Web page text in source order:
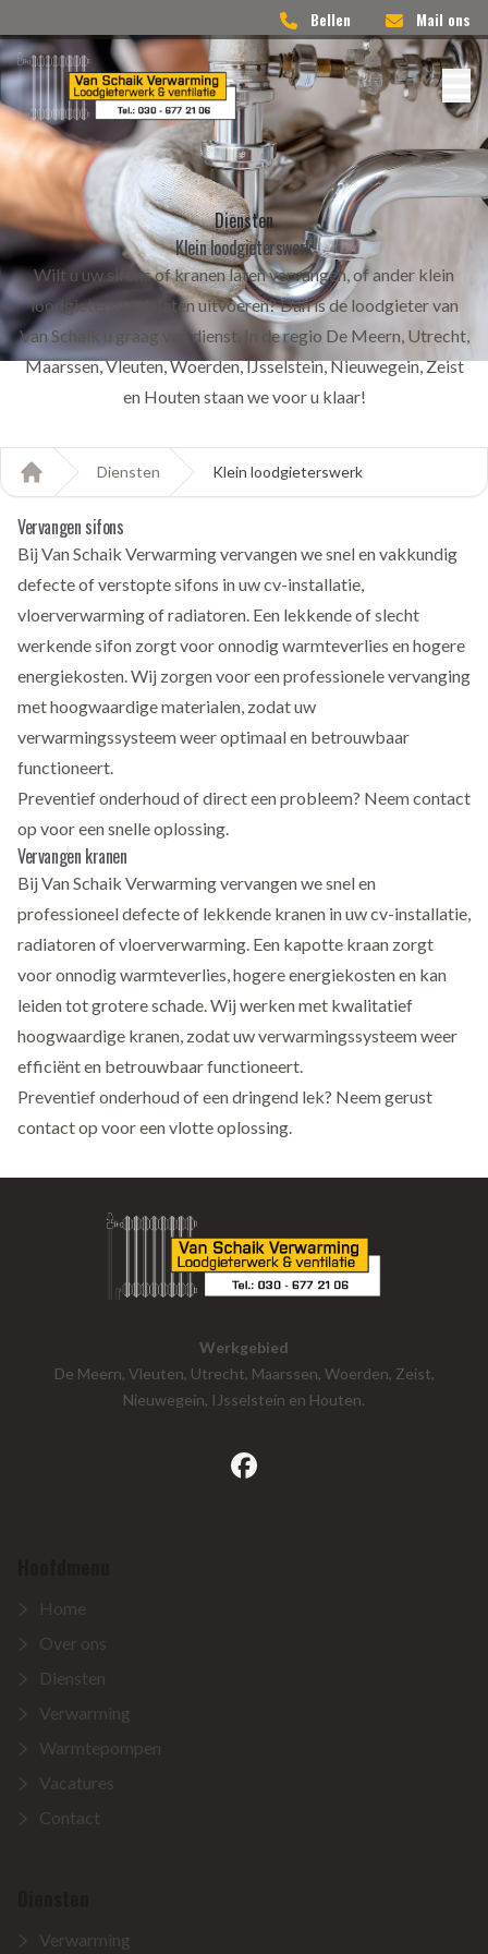
Bellen Mail ons
Diensten
Klein loodgieterswerk
Wilt u uw sifons of kranen laten vervangen, of ander klein
loodgieterswerk laten uitvoeren? Dan is de loodgieter van
Van Schaik u graag van dienst. In de regio De Meern, Utrecht,
Maarssen, Vleuten, Woerden, IJsselstein, Nieuwegein, Zeist
en Houten staan we voor u klaar!
Home
Diensten Klein loodgieterswerk
Vervangen sifons
Bij Van Schaik Verwarming vervangen we snel en vakkundig
defecte of verstopte sifons in uw cv-installatie,
vloerverwarming of radiatoren. Een lekkende of slecht
werkende sifon zorgt voor onnodig warmteverlies en hogere
energiekosten. Wij zorgen voor een professionele vervanging
met hoogwaardige materialen, zodat uw
verwarmingssysteem weer optimaal en betrouwbaar
functioneert.
Preventief onderhoud of direct een probleem? Neemcontact
op voor een snelle oplossing.
Vervangen kranen
Bij Van Schaik Verwarming vervangen we snel en
professioneel defecte of lekkende kranen in uw cv-installatie,
radiatoren of vloerverwarming. Een kapotte kraan zorgt
voor onnodig warmteverlies, hogere energiekosten en kan
leiden tot grotere schade. Wij werken met kwalitatief
hoogwaardige kranen, zodat uw verwarmingssysteem weer
efficiënt en betrouwbaar functioneert.
Preventief onderhoud of een dringend lek? Neem gerust
contactop voor een vlotte oplossing.
Werkgebied
De Meern, Vleuten, Utrecht, Maarssen, Woerden, Zeist,
Nieuwegein, IJsselstein en Houten.
facebook
Home
Over ons
Diensten
Verwarming
Warmtepompen
Vacatures
Contact
Verwarming